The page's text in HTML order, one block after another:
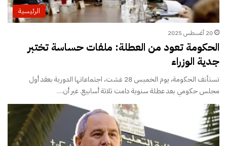
الرئيسية
20 أغسطس 2025
الحكومة تعود من العطلة: ملفات حساسة تختبر
جدية الوزراء
تستأنف الحكومة، يوم الخميس 28 غشت، اجتماعاتها الدورية بعقد أول
مجلس حكومي بعد عطلة سنوية دامت ثلاثة أسابيع. غير أن…